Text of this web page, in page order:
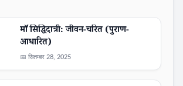
माँ सिद्धिदात्री: जीवन-चरित (पुराण-
आधारित)
📅 सितम्बर 28, 2025